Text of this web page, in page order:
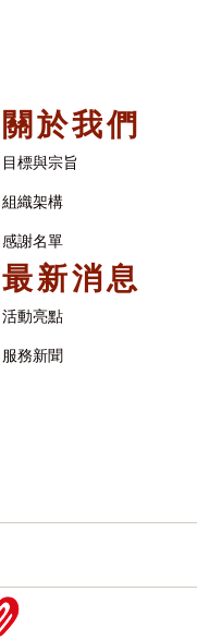
關於我們
目標與宗旨
組織架構​
感謝名單​
最新消息
活動亮點
服務新聞